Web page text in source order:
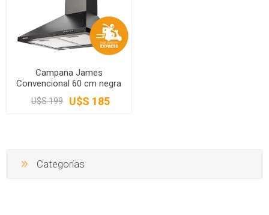
Campana James
Convencional 60 cm negra
U$S 199 U$S 185
Categorías